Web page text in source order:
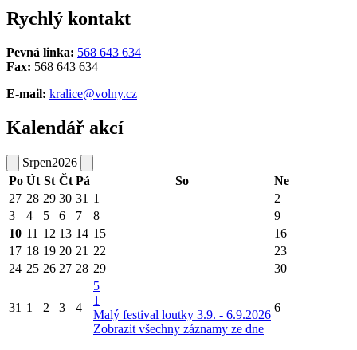
Rychlý kontakt
Pevná linka: 568 643 634
Fax: 568 643 634
E-mail: kralice@volny.cz
Kalendář akcí
Srpen2026
Po Út St Čt Pá So
Ne
27 28 29 30 31 1
2
3
4 5 6 7 8
9
10 11 12 13 14 15
16
17 18 19 20 21 22
23
24 25 26 27 28 29 30
31 1 2 3 4
5
1
Malý festival loutky 3.9. - 6.9.2026
Zobrazit všechny záznamy ze dne
6